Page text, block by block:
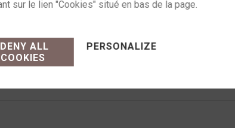
Commande sur simple appel au 06 72 61 60
14h-19h
DENY ALL
COOKIES
PERSONALIZE